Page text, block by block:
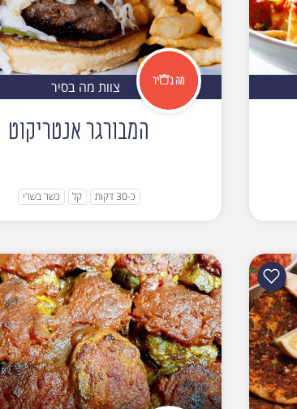
צוות מה בסיר
המבורגר אנטריקוט
כ-30 דקות קל כשר בשרי